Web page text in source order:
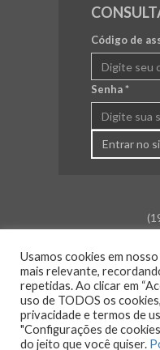
Código de
Senha*
Entrar no
Rua
Segunda a
Sáb.,
Usamos cookies em
mais relevante,
repetidas. Ao clicar em
uso de TODOS os
privacidade e termos de
"Configurações de
do jeito que você quiser.